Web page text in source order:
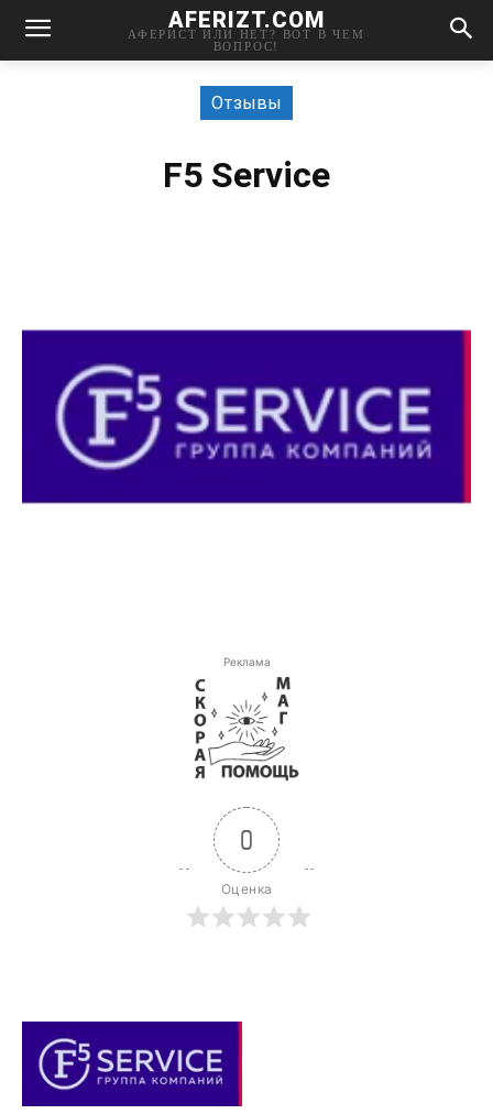
AFERIZT.COM
АФЕРИСТ ИЛИ НЕТ? ВОТ В ЧЕМ
ВОПРОС!
Отзывы
F5 Service
Реклама
0
Оценка